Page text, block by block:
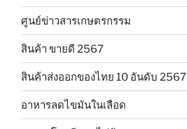
ศูนย์ข่าวสารเกษตรกรรม
สินค้า ขายดี 2567
สินค้าส่งออกของไทย 10 อันดับ 2567
อาหารลดไขมันในเลือด